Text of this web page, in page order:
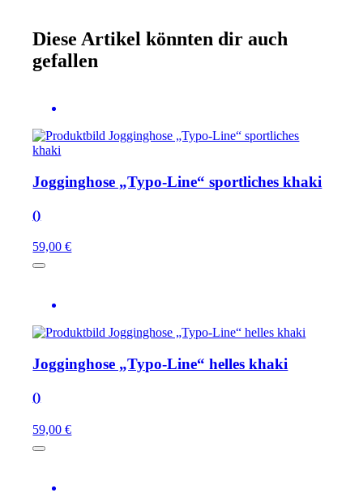
Diese Artikel könnten dir auch
gefallen
Jogginghose „Typo-Line“ sportliches khaki
()
59,00 €
Jogginghose „Typo-Line“ helles khaki
()
59,00 €